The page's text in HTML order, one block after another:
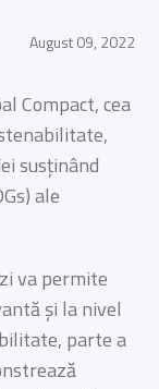
August 09, 2022
Compact, cea
susținând
ale
va permite
și la nivel
parte a